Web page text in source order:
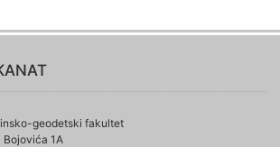
geodetski fakultet
Bojovića 1A